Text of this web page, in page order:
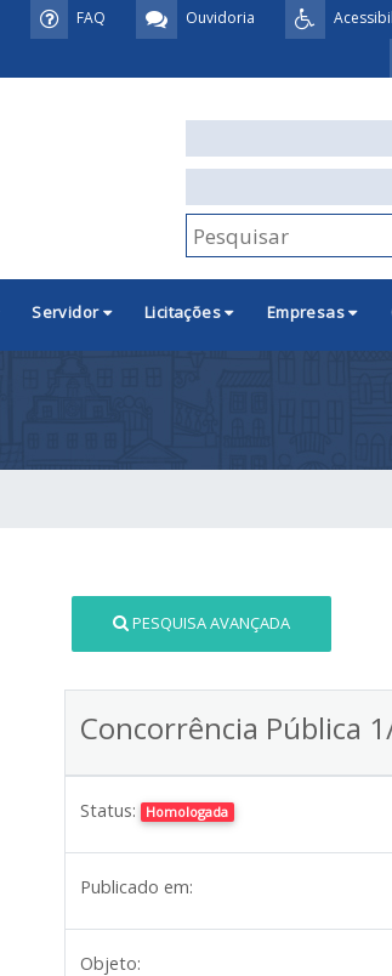
Ouvidoria
FAQ
Servidor Licitações Empresas
PESQUISA AVANÇADA
Concorrência Pública
Status: Homologada
Publicado em:
Objeto: